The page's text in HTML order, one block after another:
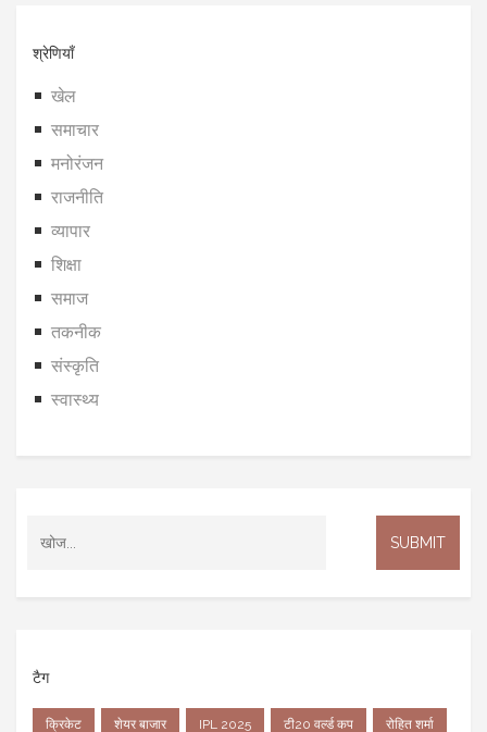
श्रेणियाँ
खेल
समाचार
मनोरंजन
राजनीति
व्यापार
शिक्षा
समाज
तकनीक
संस्कृति
स्वास्थ्य
टैग
क्रिकेट शेयर बाजार IPL 2025 टी20 वर्ल्ड कप रोहित शर्मा